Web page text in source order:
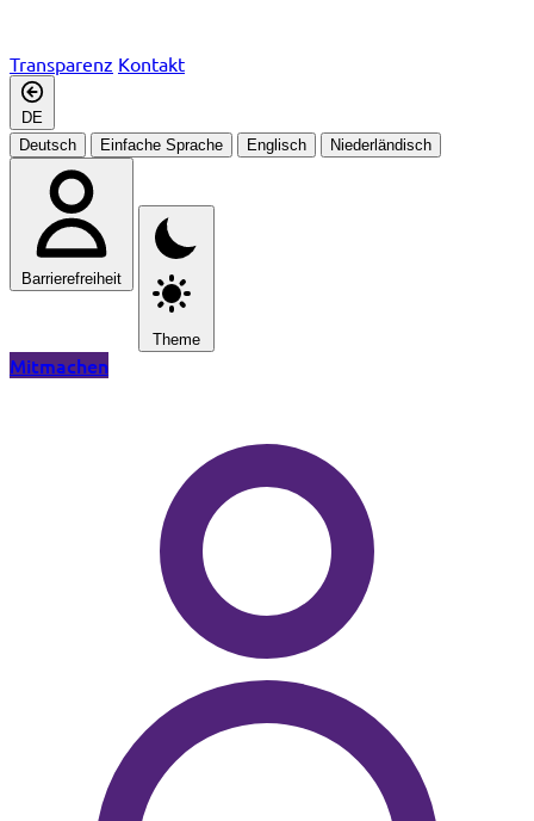
Transparenz Kontakt
DE
Deutsch
Einfache Sprache Englisch Niederländisch
Barrierefreiheit
Theme
Mitmachen